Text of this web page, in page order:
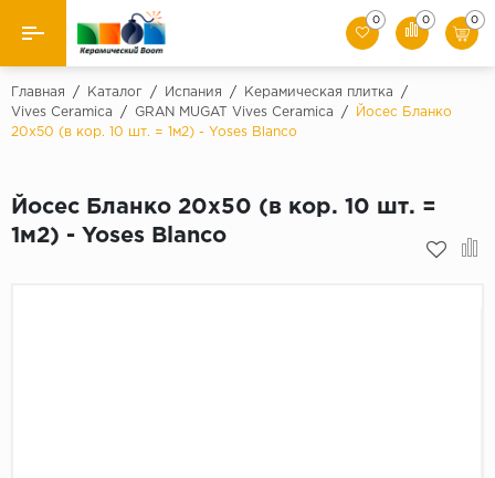
Назад
Производители
Керамогранит
0 0 0
Главная / Каталог / Испания / Керамическая плитка
/
Vives Ceramica
/ GRAN MUGAT Vives Ceramica /
Йосес Бланко
20x50 (в кор. 10 шт. = 1м2) - Yoses Blanco
Йосес Бланко 20x50 (в кор. 10 шт. =
1м2) - Yoses Blanco